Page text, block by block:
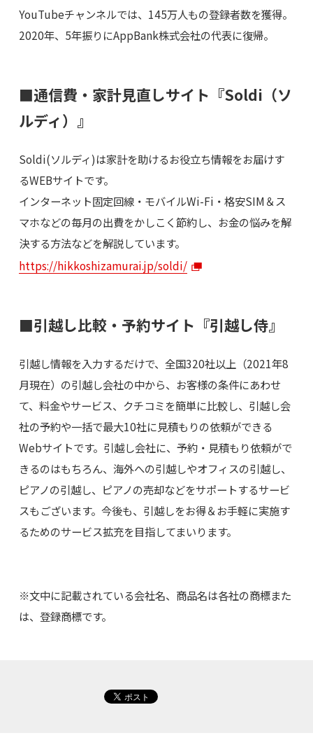
YouTubeチャンネルでは、145万人もの登録者数を獲得。
2020年、5年振りにAppBank株式会社の代表に復帰。
■通信費・家計見直しサイト『Soldi（ソ
ルディ）』
Soldi(ソルディ)は家計を助けるお役立ち情報をお届けす
るWEBサイトです。
インターネット固定回線・モバイルWi-Fi・格安SIM＆ス
マホなどの毎月の出費をかしこく節約し、お金の悩みを解
決する方法などを解説しています。
https://hikkoshizamurai.jp/soldi/
■引越し比較・予約サイト『引越し侍』
引越し情報を入力するだけで、全国320社以上（2021年8
月現在）の引越し会社の中から、お客様の条件にあわせ
て、料金やサービス、クチコミを簡単に比較し、引越し会
社の予約や一括で最大10社に見積もりの依頼ができる
Webサイトです。引越し会社に、予約・見積もり依頼がで
きるのはもちろん、海外への引越しやオフィスの引越し、
ピアノの引越し、ピアノの売却などをサポートするサービ
スもございます。今後も、引越しをお得＆お手軽に実施す
るためのサービス拡充を目指してまいります。
※文中に記載されている会社名、商品名は各社の商標また
は、登録商標です。